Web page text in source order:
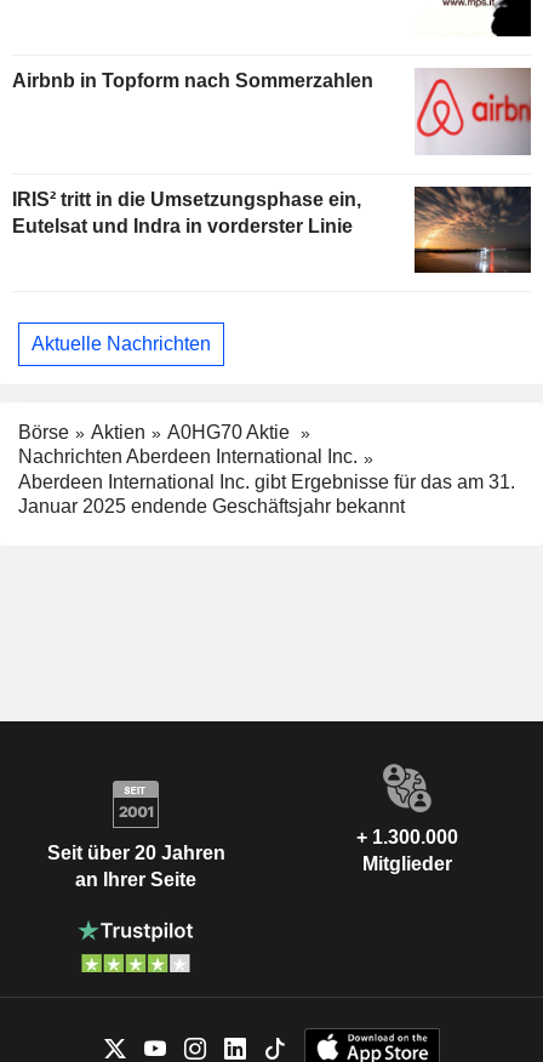
Airbnb in Topform nach Sommerzahlen
IRIS² tritt in die Umsetzungsphase ein,
Eutelsat und Indra in vorderster Linie
Aktuelle Nachrichten
Börse Aktien
A0HG70 Aktie
Nachrichten Aberdeen International Inc.
Aberdeen International Inc. gibt Ergebnisse für das am 31.
Januar 2025 endende Geschäftsjahr bekannt
Seit über 20 Jahren
an Ihrer Seite
+ 1.300.000
Mitglieder